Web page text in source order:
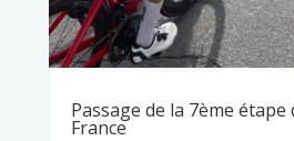
Passage de la 7ème
France